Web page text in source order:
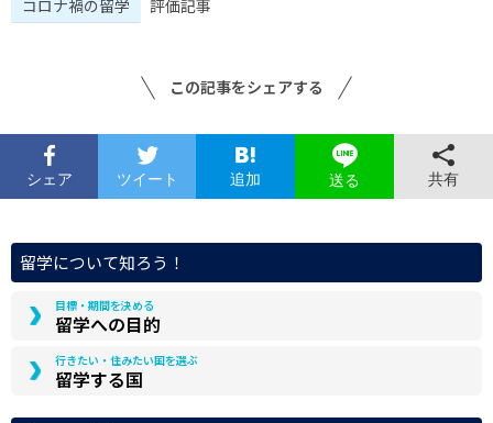
コロナ禍の留学
評価記事
この記事をシェアする
シェア ツイート 追加 送る 共有
留学について知ろう！
目標・期間を決める
留学への目的
行きたい・住みたい国を選ぶ
留学する国